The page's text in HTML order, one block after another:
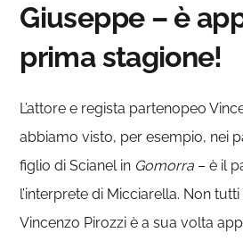
Giuseppe – è
prima stagione!
L’attore e regista partenopeo
abbiamo visto, per esempio, nei
figlio di Scianel in Gomorra – è il
l’interprete di Micciarella. Non
Vincenzo Pirozzi è a sua volta